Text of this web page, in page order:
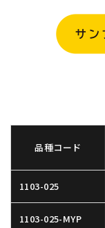
品種コード
1103-025
1103-025-MYP